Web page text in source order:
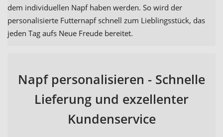
dem individuellen Napf haben werden. So wird der
personalisierte Futternapf schnell zum Lieblingsstück, das
jeden Tag aufs Neue Freude bereitet.
Napf personalisieren - Schnelle
Lieferung und exzellenter
Kundenservice